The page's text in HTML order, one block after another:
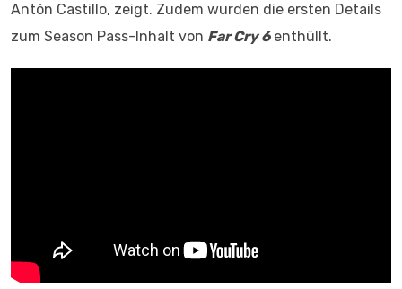
Antón Castillo, zeigt. Zudem wurden die ersten Details
zum Season Pass-Inhalt von Far Cry 6enthüllt.